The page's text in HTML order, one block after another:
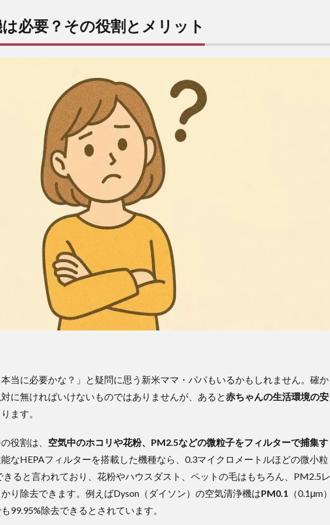
必要？その役割とメリット
当に必要かな？」と疑問に思う新米ママ・パパもいるかもしれません。確か
に無ければいけないものではありませんが、あると赤ちゃんの生活環境の安
ます。
役割は、 空気中のホコリや花粉、PM2.5などの微粒子をフィルターで捕集す
なHEPAフィルターを搭載した機種なら、0.3マイクロメートルほどの微小粒
きると言われており、花粉やハウスダスト、ペットの毛はもちろん、PM2.5レ
り除去できます。例えばDyson（ダイソン）の空気清浄機はPM0.1 （0.1μm）
99.95%除去できるとされています。